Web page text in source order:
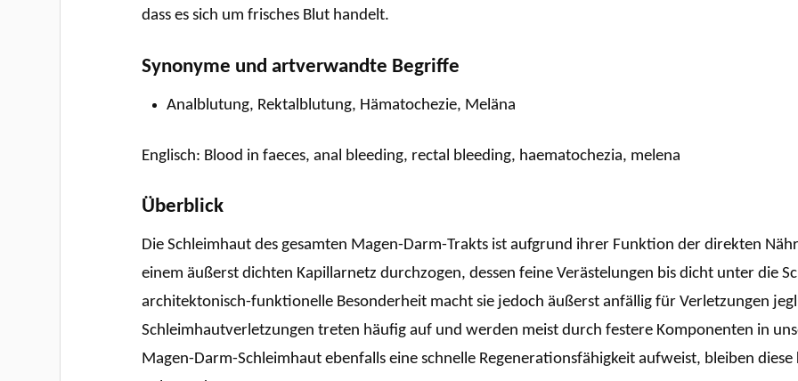
dass es sich um frisches Blut handelt.
Synonyme und artverwandte Begriffe
Analblutung, Rektalblutung, Hämatochezie, Meläna
Englisch: Blood in faeces, anal bleeding, rectal bleeding, haematochezia, melena
Überblick
Die Schleimhaut des gesamten Magen-Darm-Trakts ist aufgrund ihrer Funktion der direkten
einem äußerst dichten Kapillarnetz durchzogen, dessen feine Verästelungen bis dicht unter die
architektonisch-funktionelle Besonderheit macht sie jedoch äußerst anfällig für Verletzungen
Schleimhautverletzungen treten häufig auf und werden meist durch festere Komponenten in
Magen-Darm-Schleimhaut ebenfalls eine schnelle Regenerationsfähigkeit aufweist, bleiben